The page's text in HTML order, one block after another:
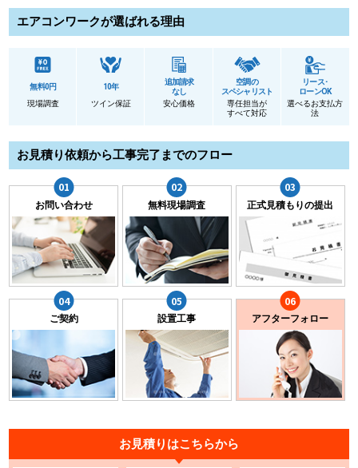
エアコンワークが選ばれる理由
無料0円
現場調査
10年
ツイン保証
追加請求
なし
安心価格
空調の
スペシャリスト
専任担当が
すべて対応
リース･
ローンOK
選べるお支払方
法
お見積り依頼から工事完了までのフロー
お問い合わせ 無料現場調査 正式見積もりの提出
ご契約 設置工事 アフターフォロー
お見積りはこちらから